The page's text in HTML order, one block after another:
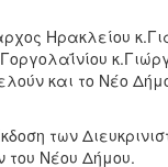
Ηρακλείου
και το Νέο
των
του Νέου Δήμου.